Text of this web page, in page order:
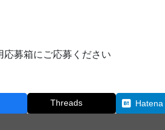
募箱にご応募ください
Threads Hatena